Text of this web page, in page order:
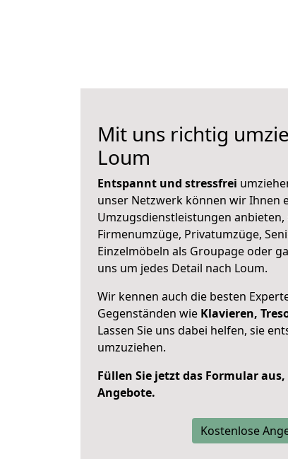
Mit uns richtig
Loum
Entspannt und stressfrei
unser Netzwerk können wir Ihnen
Umzugsdienstleistungen
Firmenumzüge, Privatumzüge,
Einzelmöbeln als Groupage oder
uns um jedes Detail nach Loum.
Wir kennen auch die besten
Gegenständen wie Klavieren,
Lassen Sie uns dabei helfen, sie
umzuziehen.
Füllen Sie jetzt das Formular
Angebote.
Kostenlose